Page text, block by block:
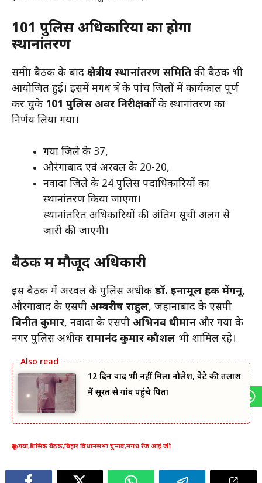
101 पुलिस अधिकारियों का होगा
स्थानांतरण
समीक्षा बैठक के बाद क्षेत्रीय स्थानांतरण समिति की बैठक भी
आयोजित हुई। इसमें मगध क्षेत्र के पांच जिलों में कार्यकाल पूर्ण
कर चुके 101 पुलिस अवर निरीक्षकों के स्थानांतरण का
निर्णय लिया गया।
गया जिले के 37,
औरंगाबाद एवं अरवल के 20-20,
नवादा जिले के 24 पुलिस पदाधिकारियों का
स्थानांतरण किया जाएगा।
स्थानांतरित अधिकारियों की अंतिम सूची अलग से
जारी की जाएगी।
बैठक में मौजूद अधिकारी
इस बैठक में अरवल के पुलिस अधीक्षक डॉ. इनामूल हक मेंगनू,
औरंगाबाद के एसपी अम्बरीष राहुल, जहानाबाद के एसपी
विनीत कुमार, नवादा के एसपी अभिनव धीमान और गया के
नगर पुलिस अधीक्षक रामानंद कुमार कौशल भी शामिल रहे।
12 दिन बाद भी नहीं मिला नौलेश, बेटे की तलाश
में सूरत से गांव पहुंचे पिता
गया,त्रैमासिक बैठक,बिहार विधानसभा चुनाव,मगध रेंज आई.जी.